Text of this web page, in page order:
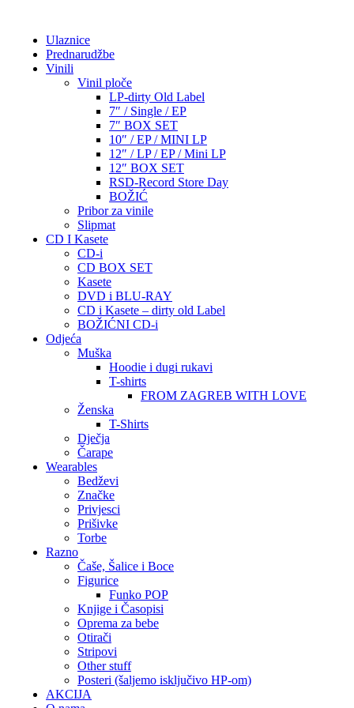
Ulaznice
Prednarudžbe
Vinili
Vinil ploče
LP-dirty Old Label
7″ / Single / EP
7″ BOX SET
10″ / EP / MINI LP
12″ / LP / EP / Mini LP
12″ BOX SET
RSD-Record Store Day
BOŽIĆ
Pribor za vinile
Slipmat
CD I Kasete
CD-i
CD BOX SET
Kasete
DVD i BLU-RAY
CD i Kasete – dirty old Label
BOŽIĆNI CD-i
Odjeća
Muška
Hoodie i dugi rukavi
T-shirts
FROM ZAGREB WITH LOVE
Ženska
T-Shirts
Dječja
Čarape
Wearables
Bedževi
Značke
Privjesci
Prišivke
Torbe
Razno
Čaše, Šalice i Boce
Figurice
Funko POP
Knjige i Časopisi
Oprema za bebe
Otirači
Stripovi
Other stuff
Posteri (šaljemo isključivo HP-om)
AKCIJA